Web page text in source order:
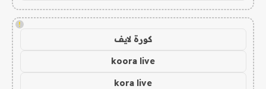
!
كورة لايف
koora live
kora live